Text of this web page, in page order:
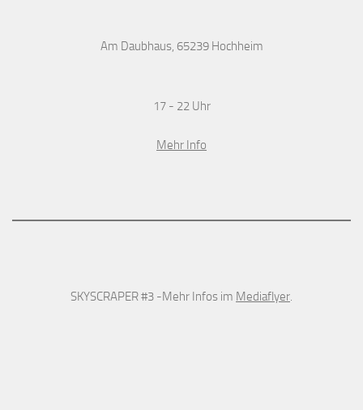
Am Daubhaus, 65239 Hochheim
17 - 22 Uhr
Mehr Info
SKYSCRAPER #3 -Mehr Infos im Mediaflyer.